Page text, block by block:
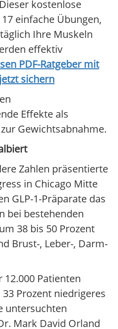
kostenlose
einfache Übungen,
Ihre Muskeln
effektiv
PDF-Ratgeber mit
sichern
Effekte als
Gewichtsabnahme.
Zahlen präsentierte
in Chicago Mitte
GLP-1-Präparate das
bei bestehenden
38 bis 50 Prozent
Brust-, Leber-, Darm-
12.000 Patienten
Prozent niedrigeres
untersuchten
Mark David Orland